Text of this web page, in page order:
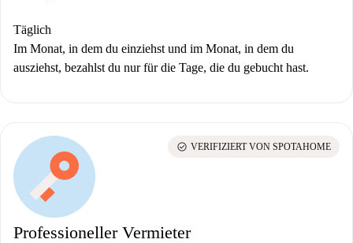
Täglich
Im Monat, in dem du einziehst und im Monat, in dem du
ausziehst, bezahlst du nur für die Tage, die du gebucht hast.
Professioneller Vermieter
check_circle VERIFIZIERT VON SPOTAHOME